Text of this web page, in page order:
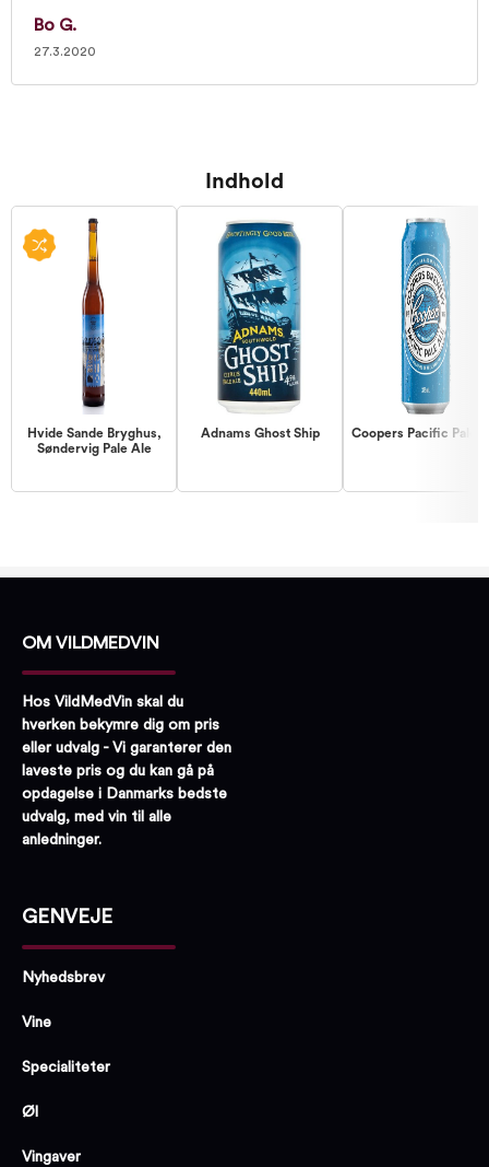
Bo G.
27.3.2020
Indhold
Hvide Sande Bryghus,
Søndervig Pale Ale
Adnams Ghost Ship Coopers Pacific Pale
OM VILDMEDVIN
Hos VildMedVin skal du
hverken bekymre dig om pris
eller udvalg - Vi garanterer den
laveste pris og du kan gå på
opdagelse i Danmarks bedste
udvalg, med vin til alle
anledninger.
GENVEJE
Nyhedsbrev
Vine
Specialiteter
Øl
Vingaver